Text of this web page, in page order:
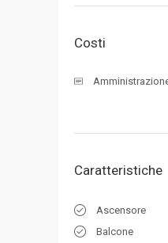
Costi
Caratteristiche
Ascensore
Balcone